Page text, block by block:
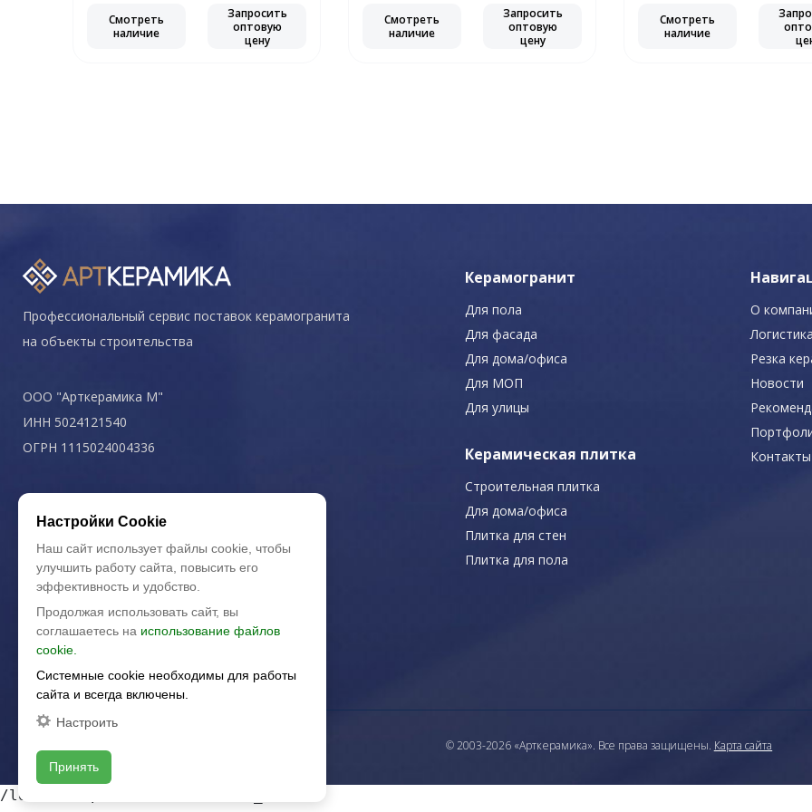
Смотреть
наличие
Запросить
оптовую
цену
Смотреть
наличие
Запросить
оптовую
цену
Смотреть
наличие
Профессиональный сервис поставок керамогранита
на объекты строительства
ООО "Арткерамика М"
ИНН 5024121540
ОГРН 1115024004336
Политика конфиденциальности
Керамогранит
Для пола
Для фасада
Для дома/офиса
Для МОП
Для улицы
Керамическая плитка
Строительная плитка
Для дома/офиса
Плитка для стен
Плитка для пола
О
Логистика
Резка
Новости
Контакты
© 2003-2026 «Арткерамика». Все права защищены. Карта сайта
/local/templates/artkeramika_new
Настройки Cookie
Наш сайт использует файлы cookie, чтобы
улучшить работу сайта, повысить его
эффективность и удобство.
Продолжая использовать сайт, вы
соглашаетесь на использование файлов
cookie.
Системные cookie необходимы для работы
сайта и всегда включены.
Настроить
Принять